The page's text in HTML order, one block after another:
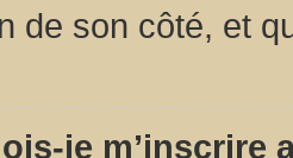
de son côté, et
je m’inscrire